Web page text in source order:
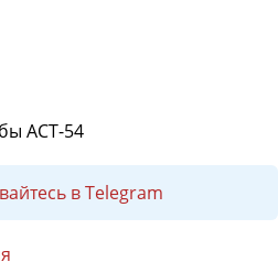
АСТ-54
в Telegram